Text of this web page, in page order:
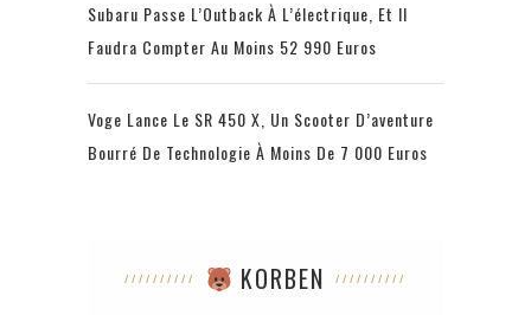
Subaru Passe L’Outback À L’électrique, Et Il
Faudra Compter Au Moins 52 990 Euros
Voge Lance Le SR 450 X, Un Scooter D’aventure
Bourré De Technologie À Moins De 7 000 Euros
KORBEN